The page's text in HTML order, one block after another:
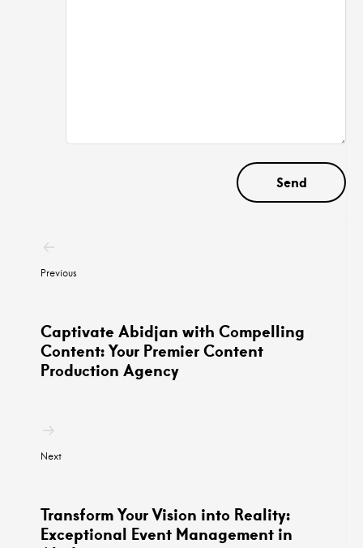
navigation
Previous
Captivate Abidjan with Compelling
Content: Your Premier Content
Production Agency
Next
Transform Your Vision into Reality:
Exceptional Event Management in